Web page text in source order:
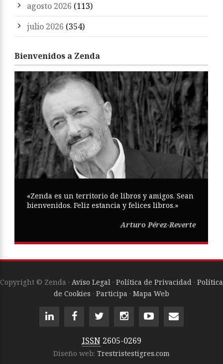
agosto 2026 (113)
julio 2026 (354)
Bienvenidos a Zenda
«Zenda es un territorio de libros y amigos. Sean
bienvenidos. Feliz estancia y felices libros.»
Arturo Pérez-Reverte
Copyright © Zenda · Aviso Legal · Política de Privacidad · Política
de Cookies · Participa · Mapa Web
ISSN 2605-0269
Diseño web: Trestristestigres.com